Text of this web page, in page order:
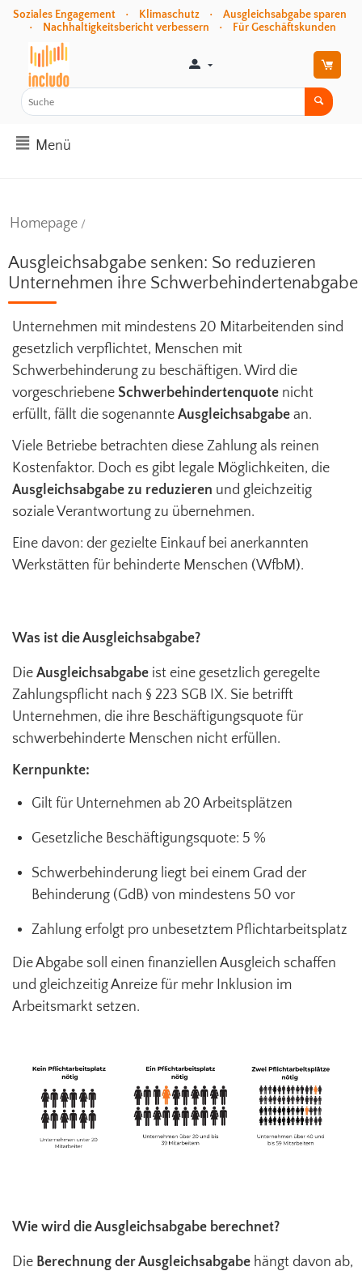
Soziales Engagement • Klimaschutz • Ausgleichsabgabe sparen
• Nachhaltigkeitsbericht verbessern • Für Geschäftskunden
Menü
Homepage /
Ausgleichsabgabe senken: So reduzieren
Unternehmen ihre Schwerbehindertenabgabe
Unternehmen mit mindestens 20 Mitarbeitenden sind
gesetzlich verpflichtet, Menschen mit
Schwerbehinderung zu beschäftigen. Wird die
vorgeschriebene Schwerbehindertenquote nicht
erfüllt, fällt die sogenannte Ausgleichsabgabe an.
Viele Betriebe betrachten diese Zahlung als reinen
Kostenfaktor. Doch es gibt legale Möglichkeiten, die
Ausgleichsabgabe zu reduzieren und gleichzeitig
soziale Verantwortung zu übernehmen.
Eine davon: der gezielte Einkauf bei anerkannten
Werkstätten für behinderte Menschen (WfbM).
Was ist die Ausgleichsabgabe?
Die Ausgleichsabgabe ist eine gesetzlich geregelte
Zahlungspflicht nach § 223 SGB IX. Sie betrifft
Unternehmen, die ihre Beschäftigungsquote für
schwerbehinderte Menschen nicht erfüllen.
Kernpunkte:
Gilt für Unternehmen ab 20 Arbeitsplätzen
Gesetzliche Beschäftigungsquote: 5 %
Schwerbehinderung liegt bei einem Grad der
Behinderung (GdB) von mindestens 50 vor
Zahlung erfolgt pro unbesetztem Pflichtarbeitsplatz
Die Abgabe soll einen finanziellen Ausgleich schaffen
und gleichzeitig Anreize für mehr Inklusion im
Arbeitsmarkt setzen.
Wie wird die Ausgleichsabgabe berechnet?
Die Berechnung der Ausgleichsabgabe hängt davon ab,